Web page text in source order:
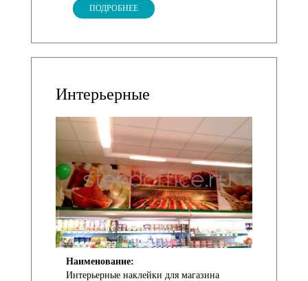
ПОДРОБНЕЕ
Интерьерные
Наименование:
Интерьерные наклейки для магазина